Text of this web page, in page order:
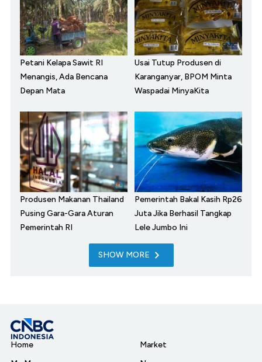
Petani Kelapa Sawit RI
Menangis, Ada Bencana
Depan Mata
Usai Tutup Produsen di
Karanganyar, BPOM Minta
Waspadai MinyaKita
Produsen Makanan Thailand
Pusing Gara-Gara Aturan
Pemerintah RI
Pemerintah Bakal Kasih Rp26
Juta Jika Berhasil Tangkap
Lele Jumbo Ini
SHOW MORE
Home
Market